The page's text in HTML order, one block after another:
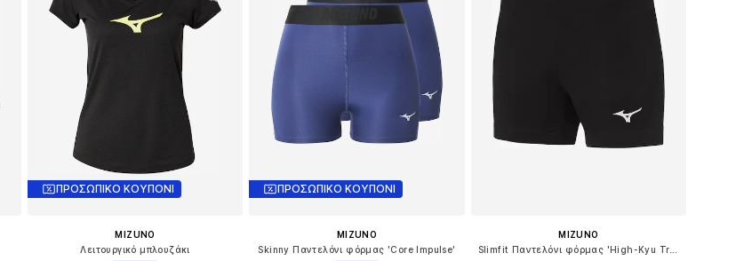
ΠΡΟΣΩΠΙΚΟ ΚΟΥΠΟΝΙ
MIZUNO
Λειτουργικό μπλουζάκι
ΠΡΟΣΩΠΙΚΟ ΚΟΥΠΟΝΙ
MIZUNO
Skinny Παντελόνι φόρμας 'Core Impulse'
MIZUNO